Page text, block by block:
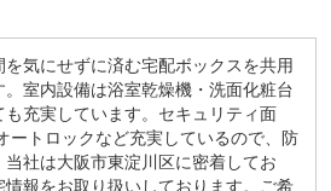
気にせずに済む宅配ボックスを共用
室内設備は浴室乾燥機・洗面化粧台
充実しています。セキュリティ面
ートロックなど充実しているので、防
社は大阪市東淀川区に密着してお
情報をお取り扱いしております。ご希